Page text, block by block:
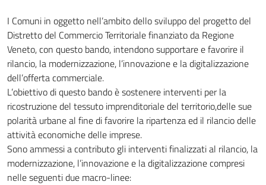
I Comuni in oggetto nell’ambito dello sviluppo del progetto del
Distretto del Commercio Territoriale finanziato da Regione
Veneto, con questo bando, intendono supportare e favorire il
rilancio, la modernizzazione, l’innovazione e la digitalizzazione
dell’offerta commerciale.
L’obiettivo di questo bando è sostenere interventi per la
ricostruzione del tessuto imprenditoriale del territorio,delle sue
polarità urbane al fine di favorire la ripartenza ed il rilancio delle
attività economiche delle imprese.
Sono ammessi a contributo gli interventi finalizzati al rilancio, la
modernizzazione, l’innovazione e la digitalizzazione compresi
nelle seguenti due macro-linee: